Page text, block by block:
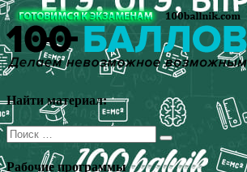
Перейти
к
содержимому
Найти материал:
Поиск
для:
Рабочие программы